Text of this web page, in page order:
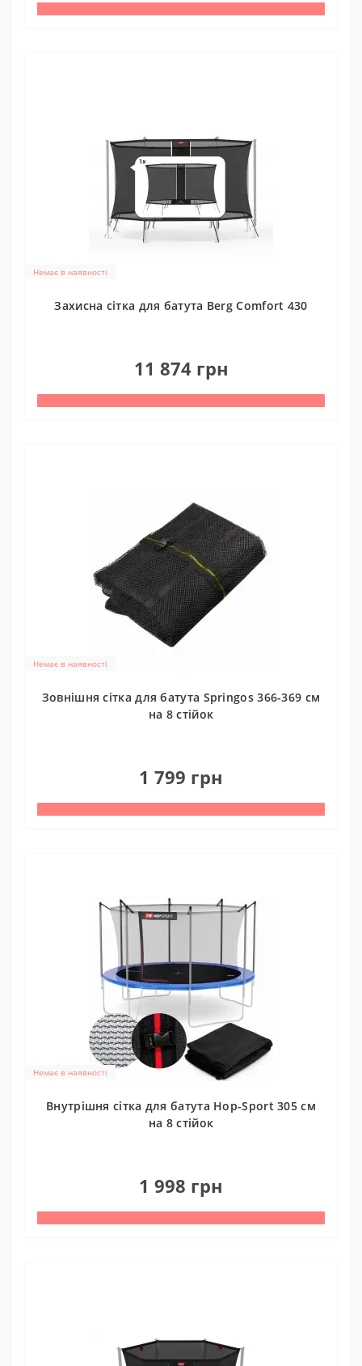
Немає в наявності
Захисна сітка для батута Berg Comfort 430
11 874 грн
Немає в наявності
Зовнішня сітка для батута Springos 366-369 см
на 8 стійок
1 799 грн
Немає в наявності
Внутрішня сітка для батута Hop-Sport 305 см
на 8 стійок
1 998 грн